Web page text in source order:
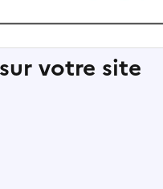
votre site